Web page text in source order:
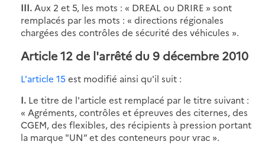
III. Aux 2 et 5, les mots : « DREAL ou DRIRE » sont
remplacés par les mots : « directions régionales
chargées des contrôles de sécurité des véhicules ».
Article 12 de l'arrêté du 9 décembre 2010
L'article 15 est modifié ainsi qu'il suit :
I. Le titre de l'article est remplacé par le titre suivant :
« Agréments, contrôles et épreuves des citernes, des
CGEM, des flexibles, des récipients à pression portant
la marque "UN” et des conteneurs pour vrac ».